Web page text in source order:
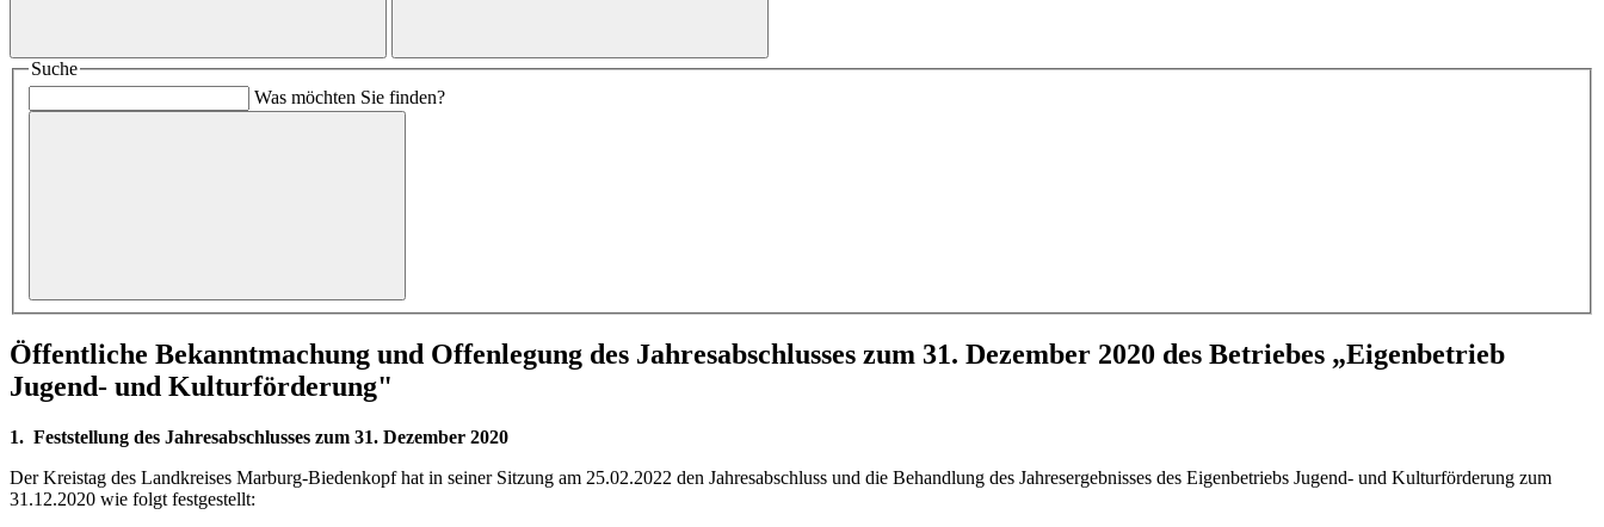
Suche
Was möchten Sie finden?
Öffentliche Bekanntmachung und Offenlegung des Jahresabschlusses zum 31. Dezember 2020 des Betriebes „Eigenbetrieb
Jugend- und Kulturförderung"
1. Feststellung des Jahresabschlusses zum 31. Dezember 2020
Der Kreistag des Landkreises Marburg-Biedenkopf hat in seiner Sitzung am 25.02.2022 den Jahresabschluss und die Behandlung des Jahresergebnisses des Eigenbetriebs Jugend- und Kulturförderung zum
31.12.2020 wie folgt festgestellt: